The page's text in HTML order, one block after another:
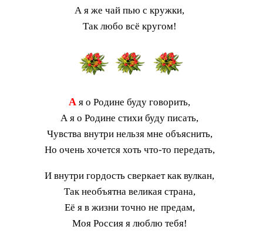
А я же чай пью с кружки,
Так любо всё кругом!
А я о Родине буду говорить,
А я о Родине стихи буду писать,
Чувства внутри нельзя мне объяснить,
Но очень хочется хоть что-то передать,
И внутри гордость сверкает как вулкан,
Так необъятна великая страна,
Её я в жизни точно не предам,
Моя Россия я люблю тебя!